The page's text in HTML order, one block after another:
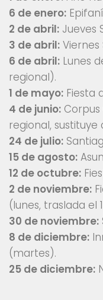
6 de enero:
2 de abril: Jueves
3 de abril:
6 de abril: Lunes
regional).
1 de mayo: Fiesta
4 de junio:
regional,
24 de julio:
15 de agosto:
12 de octubre:
2 de noviembre:
(lunes, traslada el
30 de noviembre:
8 de diciembre:
(martes).
25 de diciembre: